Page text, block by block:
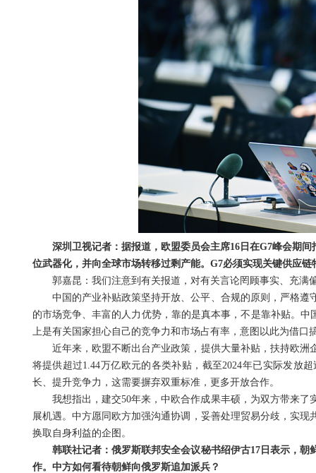
深圳卫视记者：据报道，欧盟委员会主席16日在G7峰会期
位武器化，并向全球市场转移过剩产能。G7必须实现关键供应
郭嘉昆：我们注意到有关报道，对有关言论罔顾事实、充满
中国的产业补贴政策坚持开放、公平、合规的原则，严格
的市场竞争、丰富的人力优势，靠的是真本事，不是靠补贴。
上是有关国家担心自己的竞争力和市场占有率，意图以此为借口
近年来，欧盟不断出台产业政策，提供大量补贴，扶持欧洲
将提供超过1.44万亿欧元的各类补贴，截至2024年已实际发放
长、提升竞争力，这需要摒弃双重标准，更多开放合作。
我想指出，建交50年来，中欧合作成果丰硕，为双方带来
展机遇。中方愿同欧方加强沟通协调，妥善处理贸易分歧，实
换取自身利益的企图。
韩联社记者：俄罗斯联邦安全会议秘书绍伊古17日表示，
作。中方如何看待朝鲜向俄罗斯追加派兵？